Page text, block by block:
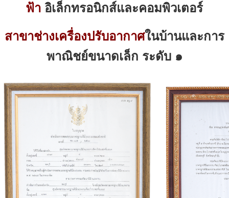
ฟ้า อิเล็กทรอนิกส์และคอมพิวเตอร์
สาขาช่างเครื่องปรับอากาศในบ้านและการ
พาณิชย์ขนาดเล็ก ระดับ ๑